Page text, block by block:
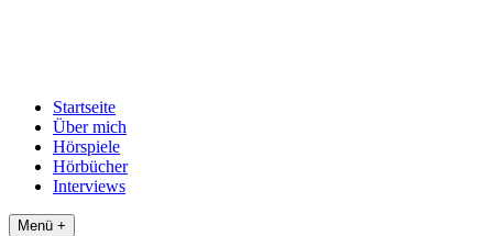
Startseite
Über mich
Hörspiele
Hörbücher
Interviews
Menü +